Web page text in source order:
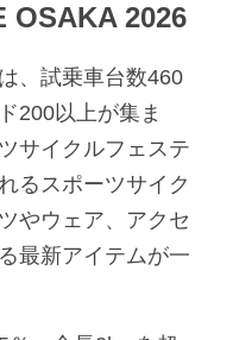
OSAKA 2026
、試乗車台数460
200以上が集ま
サイクルフェステ
るスポーツサイク
やウェア、アクセ
最新アイテムが一